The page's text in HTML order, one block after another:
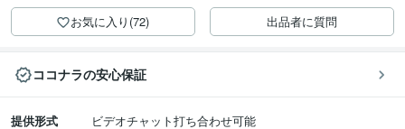
お気に入り(72) 出品者に質問
ココナラの安心保証
提供形式
ビデオチャット打ち合わせ可能